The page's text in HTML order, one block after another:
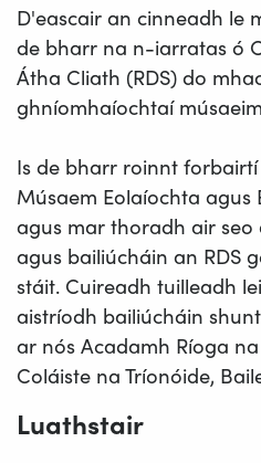
D'eascair an cinneadh le
de bharr na n-iarratas ó
Átha Cliath (RDS) do
ghníomhaíochtaí
Is de bharr roinnt
Músaem Eolaíochta agus
agus mar thoradh air
agus bailiúcháin an RDS
stáit. Cuireadh tuilleadh
aistríodh bailiúcháin
ar nós Acadamh Ríoga
Coláiste na Tríonóide,
Luathstair